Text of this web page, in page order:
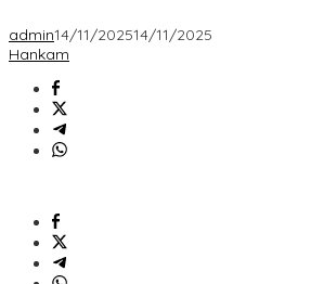
admin14/11/202514/11/2025
Hankam